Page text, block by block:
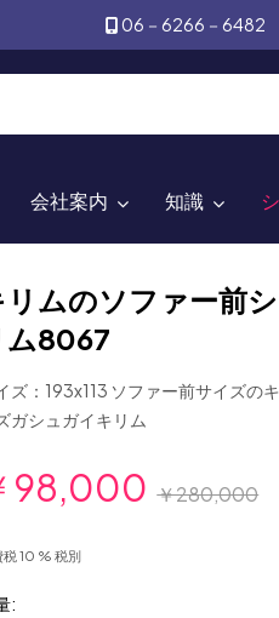
06－6266－6482
会社案内 知識
リムのソファー前
ム8067
ズ：193x113 ソファー前サイズの
ガシュガイキリム
98,000 ￥280,000
税 10 % 税別
: